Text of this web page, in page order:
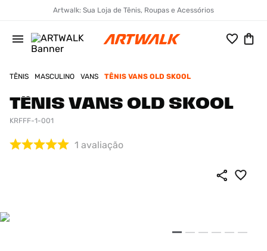
Artwalk: Sua Loja de Tênis, Roupas e Acessórios
TÊNIS MASCULINO VANS TÊNIS VANS OLD SKOOL
TÊNIS VANS OLD SKOOL
KRFFF-1-001
1 avaliação